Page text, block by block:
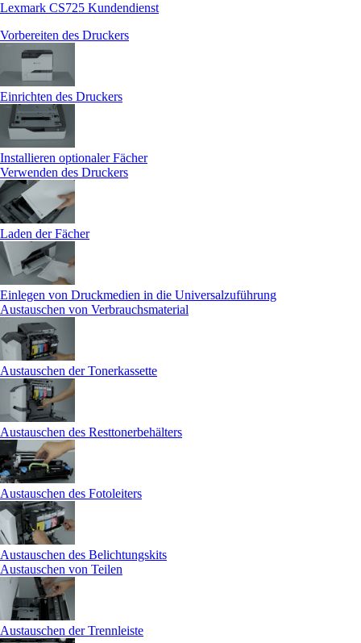
Lexmark CS725 Kundendienst
Vorbereiten des Druckers
Einrichten des Druckers
Installieren optionaler Fächer
Verwenden des Druckers
Laden der Fächer
Einlegen von Druckmedien in die Universalzuführung
Austauschen von Verbrauchsmaterial
Austauschen der Tonerkassette
Austauschen des Resttonerbehälters
Austauschen des Fotoleiters
Austauschen des Belichtungskits
Austauschen von Teilen
Austauschen der Trennleiste